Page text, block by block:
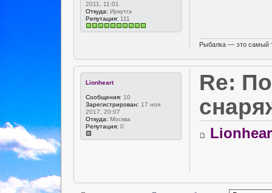
2011, 11:01
Откуда: Иркутск
Репутация: 111
Рыбалка — это самый
Lionheart
Сообщения: 10
Зарегистрирован: 17 ноя
2017, 20:07
Откуда: Москва
Репутация: 0
Re: